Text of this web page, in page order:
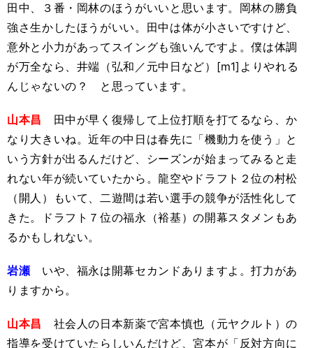
田中、３番・岡林のほうがいいと思います。岡林の勝負
強さ生かしたほうがいい。田中は体が小さいですけど、
意外と小力があってスイングも強いんですよ。僕は体調
が万全なら、井端（弘和／元中日など）[m1]よりやれる
んじゃないの？ と思っています。
山本昌 田中が早く復帰して上位打順を打てるなら、か
なり大きいね。近年の中日は春先に「機動力を使う」と
いう方針が出るんだけど、シーズンが始まってみると走
れない年が続いていたから。龍空やドラフト２位の村松
（開人）もいて、二遊間は若い選手の競争が活性化して
きた。ドラフト７位の福永（裕基）の開幕スタメンもあ
るかもしれない。
岩瀬 いや、福永は開幕セカンドありますよ。打力があ
りますから。
山本昌 社会人の日本新薬で宮本慎也（元ヤクルト）の
指導を受けていたらしいんだけど、宮本が「反対方向に